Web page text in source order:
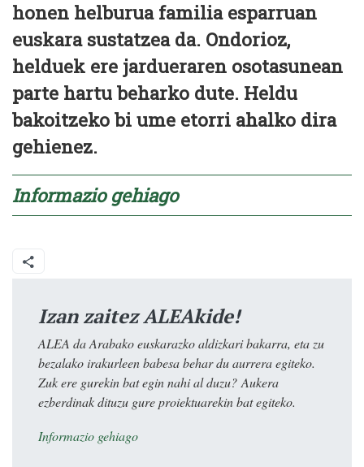
honen helburua familia esparruan
euskara sustatzea da. Ondorioz,
helduek ere jardueraren osotasunean
parte hartu beharko dute. Heldu
bakoitzeko bi ume etorri ahalko dira
gehienez.
Informazio gehiago
Izan zaitez ALEAkide!
ALEA da Arabako euskarazko aldizkari bakarra, eta zu
bezalako irakurleen babesa behar du aurrera egiteko.
Zuk ere gurekin bat egin nahi al duzu? Aukera
ezberdinak dituzu gure proiektuarekin bat egiteko.
Informazio gehiago